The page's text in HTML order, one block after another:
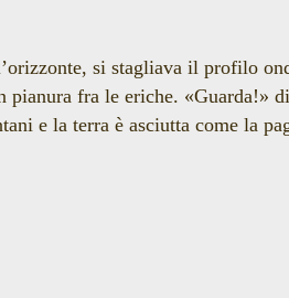
si stagliava il profilo
fra le eriche. «Guarda!»
e la terra è asciutta come la